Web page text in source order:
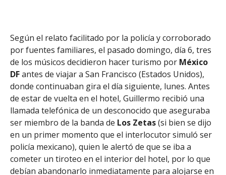
Según el relato facilitado por la policía y corroborado
por fuentes familiares, el pasado domingo, día 6, tres
de los músicos decidieron hacer turismo por México
DFantes de viajar a San Francisco (Estados Unidos),
donde continuaban gira el día siguiente, lunes. Antes
de estar de vuelta en el hotel, Guillermo recibió una
llamada telefónica de un desconocido que aseguraba
ser miembro de la banda de Los Zetas(si bien se dijo
en un primer momento que el interlocutor simuló ser
policía mexicano), quien le alertó de que se iba a
cometer un tiroteo en el interior del hotel, por lo que
debían abandonarlo inmediatamente para alojarse en